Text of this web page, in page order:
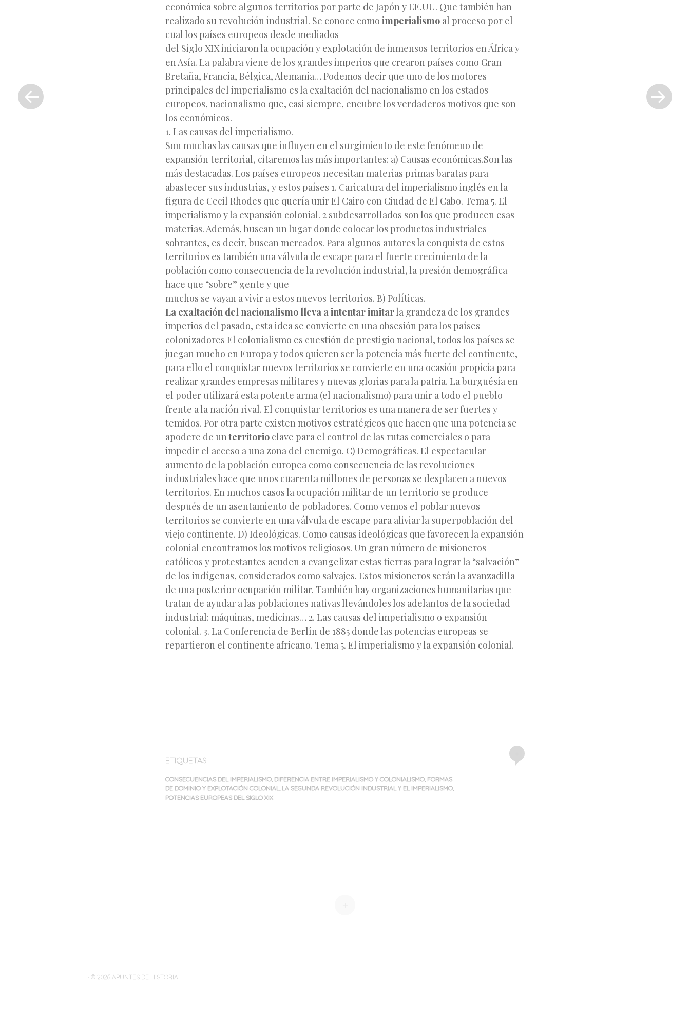
económica sobre algunos territorios por parte de Japón y EE.UU. Que también han
realizado su revolución industrial. Se conoce como imperialismo al proceso por el
cual los países europeos desde mediados
del Siglo XIX iniciaron la ocupación y explotación de inmensos territorios en África y
en Asía. La palabra viene de los grandes imperios que crearon países como Gran
Bretaña, Francia, Bélgica, Alemania… Podemos decir que uno de los motores
principales del imperialismo es la exaltación del nacionalismo en los estados
europeos, nacionalismo que, casi siempre, encubre los verdaderos motivos que son
los económicos.
1. Las causas del imperialismo.
Son muchas las causas que influyen en el surgimiento de este fenómeno de
expansión territorial, citaremos las más importantes: a) Causas económicas.Son las
más destacadas. Los países europeos necesitan materias primas baratas para
abastecer sus industrias, y estos países 1. Caricatura del imperialismo inglés en la
figura de Cecil Rhodes que quería unir El Cairo con Ciudad de El Cabo. Tema 5. El
imperialismo y la expansión colonial. 2 subdesarrollados son los que producen esas
materias. Además, buscan un lugar donde colocar los productos industriales
sobrantes, es decir, buscan mercados. Para algunos autores la conquista de estos
territorios es también una válvula de escape para el fuerte crecimiento de la
población como consecuencia de la revolución industrial, la presión demográfica
hace que “sobre” gente y que
muchos se vayan a vivir a estos nuevos territorios. B) Políticas.
La exaltación del nacionalismo lleva a intentar imitarla grandeza de los grandes
imperios del pasado, esta idea se convierte en una obsesión para los países
colonizadores El colonialismo es cuestión de prestigio nacional, todos los países se
juegan mucho en Europa y todos quieren ser la potencia más fuerte del continente,
para ello el conquistar nuevos territorios se convierte en una ocasión propicia para
realizar grandes empresas militares y nuevas glorias para la patria. La burguésía en
el poder utilizará esta potente arma (el nacionalismo) para unir a todo el pueblo
frente a la nacíón rival. El conquistar territorios es una manera de ser fuertes y
temidos. Por otra parte existen motivos estratégicos que hacen que una potencia se
apodere de unterritorio clave para el control de las rutas comerciales o para
impedir el acceso a una zona del enemigo. C) Demográficas. El espectacular
aumento de la población europea como consecuencia de las revoluciones
industriales hace que unos cuarenta millones de personas se desplacen a nuevos
territorios. En muchos casos la ocupación militar de un territorio se produce
después de un asentamiento de pobladores. Como vemos el poblar nuevos
territorios se convierte en una válvula de escape para aliviar la superpoblación del
viejo continente. D) Ideológicas. Como causas ideológicas que favorecen la expansión
colonial encontramos los motivos religiosos. Un gran número de misioneros
católicos y protestantes acuden a evangelizar estas tierras para lograr la “salvación”
de los indígenas, considerados como salvajes. Estos misioneros serán la avanzadilla
de una posterior ocupación militar. También hay organizaciones humanitarias que
tratan de ayudar a las poblaciones nativas llevándoles los adelantos de la sociedad
industrial: máquinas, medicinas… 2. Las causas del imperialismo o expansión
colonial. 3. La Conferencia de Berlín de 1885 donde las potencias europeas se
repartieron el continente africano. Tema 5. El imperialismo y la expansión colonial.
ETIQUETAS
CONSECUENCIAS DEL IMPERIALISMO, DIFERENCIA ENTRE IMPERIALISMO Y COLONIALISMO, FORMAS
DE DOMINIO Y EXPLOTACIÓN COLONIAL, LA SEGUNDA REVOLUCIÓN INDUSTRIAL Y EL IMPERIALISMO,
POTENCIAS EUROPEAS DEL SIGLO XIX
Entrada
anterior
entrada
· © 2026 APUNTES DE HISTORIA